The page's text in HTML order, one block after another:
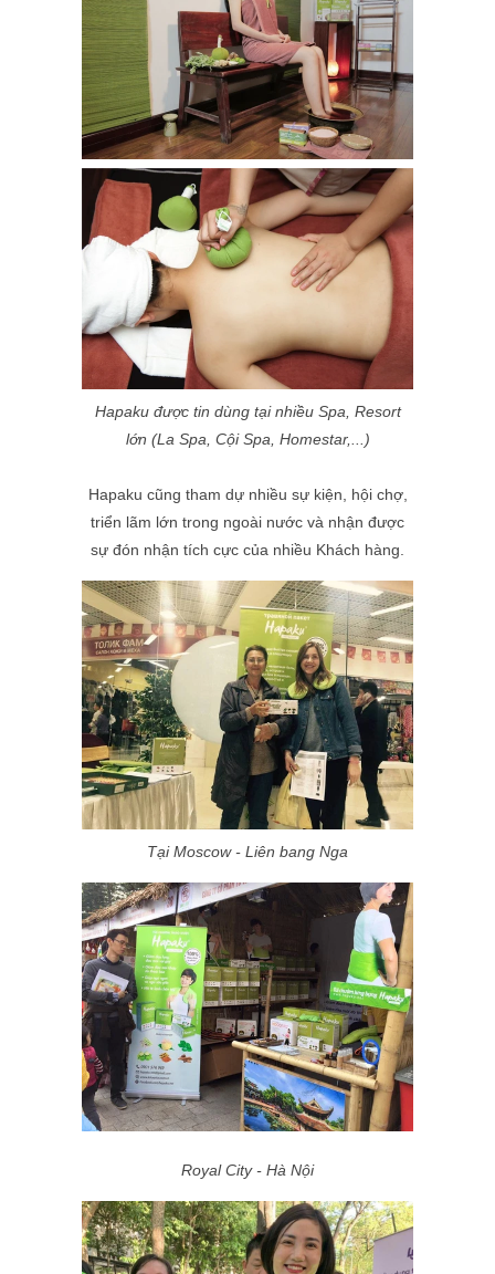
Hapaku được tin dùng tại nhiều Spa, Resort
lớn (La Spa, Cội Spa, Homestar,...)
Hapaku cũng tham dự nhiều sự kiện, hội chợ,
triển lãm lớn trong ngoài nước và nhận được
sự đón nhận tích cực của nhiều Khách hàng.
Tại Moscow - Liên bang Nga
Royal City - Hà Nội